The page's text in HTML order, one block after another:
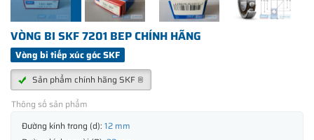
VÒNG BI SKF 7201 BEP CHÍNH HÃNG
Vòng bi tiếp xúc góc SKF
Sản phẩm chính hãng SKF ®
Thông số sản phẩm
Đường kính trong (d): 12 mm